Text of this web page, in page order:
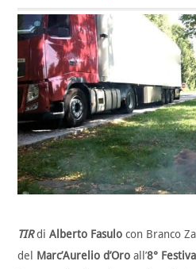
TIRdiAlberto Fasulo con Branco
del Marc’Aurelio d’Oro all’8°